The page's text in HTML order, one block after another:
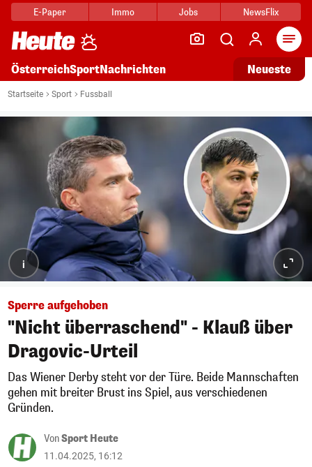
E-Paper Immo Jobs NewsFlix
ÖsterreichSportNachrichten Neueste
Startseite Sport Fussball
i
Sperre aufgehoben
"Nicht überraschend" - Klauß über
Dragovic-Urteil
Das Wiener Derby steht vor der Türe. Beide Mannschaften
gehen mit breiter Brust ins Spiel, aus verschiedenen
Gründen.
VonSport Heute
11.04.2025, 16:12